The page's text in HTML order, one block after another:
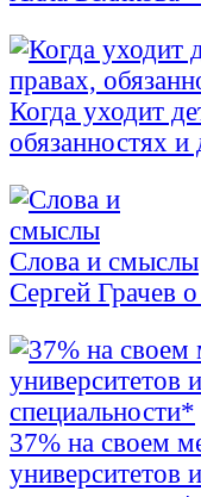
Когда уходит
обязанностях и
Слова и смыслы
Сергей Грачев
37% на своем
университетов